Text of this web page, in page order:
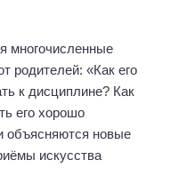
многочисленные
родителей: «Как его
к дисциплине? Как
его хорошо
объясняются новые
искусства